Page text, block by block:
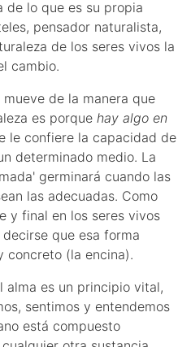
de lo que es su propia
pensador naturalista,
de los seres vivos la
cambio.
de la manera que
es porque hay algo en
le confiere la capacidad de
determinado medio. La
germinará cuando las
las adecuadas. Como
y final en los seres vivos
que esa forma
concreto (la encina).
alma es un principio vital,
sentimos y entendemos
está compuesto